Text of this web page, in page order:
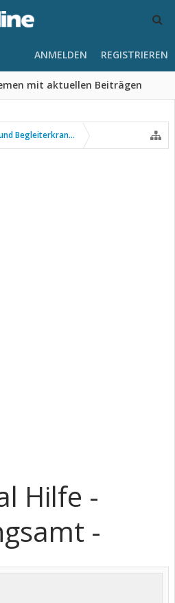
mit aktuellen Beiträgen
ANMELDEN REGISTRIEREN
Begleiterkrankungen
Hilfe -
-